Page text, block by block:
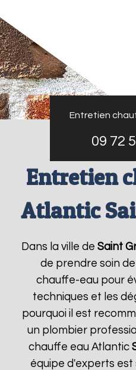
Entretien
09 72
Entretien
Atlantic
Dans la ville deSaint
de prendre soin
chauffe-eau pour
techniques et les
pourquoi il est
un plombier
chauffe eau Atlantic
équipe d'experts est